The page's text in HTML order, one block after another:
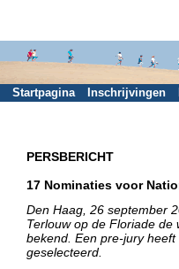
PERSBERICHT
17 Nominaties voor
Den Haag, 26 september
Terlouw op de Floriade de
bekend. Een pre-jury
geselecteerd.
Startpagina Inschrijvingen